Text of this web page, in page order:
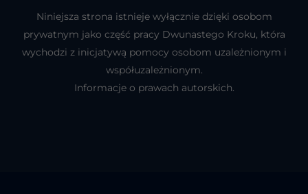
Niniejsza strona istnieje wyłącznie dzięki osobom
prywatnym jako część pracy Dwunastego Kroku, która
wychodzi z inicjatywą pomocy osobom uzależnionym i
współuzależnionym.
Informacje o prawach autorskich.